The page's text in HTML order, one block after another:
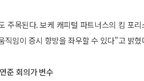
주목된다. 보케 캐피털 파트너스의 킴 포
직임이 증시 향방을 좌우할 수 있다"고 밝
준 회의가 변수